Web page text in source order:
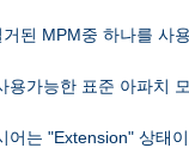
된 MPM중 하나를 사
가능한 표준 아파치
는 "Extension" 상태